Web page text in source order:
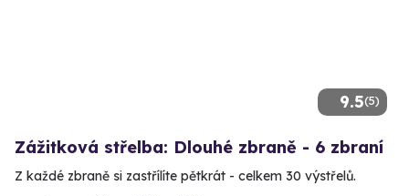
9.5(5)
Zážitková střelba: Dlouhé zbraně - 6 zbraní
Z každé zbraně si zastřílíte pětkrát - celkem 30 výstřelů.